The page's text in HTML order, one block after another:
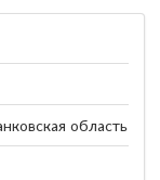
область